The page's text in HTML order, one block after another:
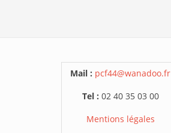
Mail : pcf44@wanadoo.fr
Tel : 02 40 35 03 00
Mentions légales